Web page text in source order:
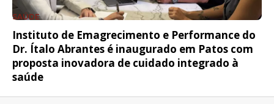
SAÚDE
Instituto de Emagrecimento e Performance do
Dr. Ítalo Abrantes é inaugurado em Patos com
proposta inovadora de cuidado integrado à
saúde